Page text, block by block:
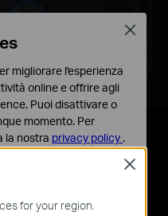
intuitivo
in pochi minuti con
interfaccia web di
for your region.
Close
migliorare l'esperienza
online e offrire agli
Puoi disattivare o
momento. Per
la nostra privacy policy .
il corretto
essere disattivati
Close